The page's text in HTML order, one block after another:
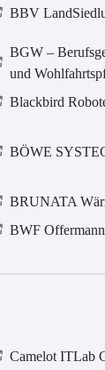
BBV
BGW –
und
Blackbird
BÖWE
BRUNATA
BWF
Camelot ITLab